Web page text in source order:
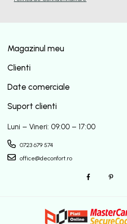
Magazinul meu
Clienti
Date comerciale
Suport clienti
Luni – Vineri: 09:00 – 17:00
0723 679 574
office@deconfort.ro